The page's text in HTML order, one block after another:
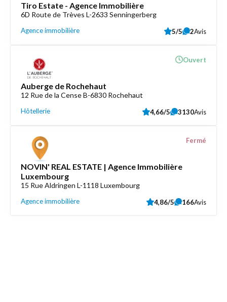
Tiro Estate - Agence Immobilière
6D Route de Trèves L-2633 Senningerberg
Agence immobilière 5/5 2Avis
Auberge de Rochehaut
12 Rue de la Cense B-6830 Rochehaut
Hôtellerie
Ouvert
4,66/5 3130Avis
NOVIN' REAL ESTATE | Agence Immobilière
Luxembourg
15 Rue Aldringen L-1118 Luxembourg
Agence immobilière
Fermé
4,86/5 166Avis